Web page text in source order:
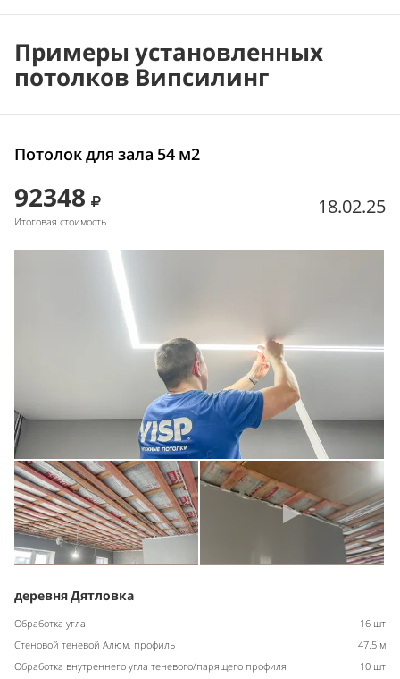
Примеры установленных
потолков Випсилинг
Потолок для зала 54 м2
92348
Итоговая стоимость
18.02.25
деревня Дятловка
Обработка угла
16 шт
Стеновой теневой Алюм. профиль
47.5 м
Обработка внутреннего угла теневого/парящего профиля
10 шт